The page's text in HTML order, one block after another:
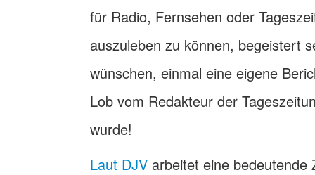
für Radio, Fernsehen oder
auszuleben zu können, begeistert
wünschen, einmal eine eigene
Lob vom Redakteur der
wurde!
Laut DJV arbeitet eine bedeutende